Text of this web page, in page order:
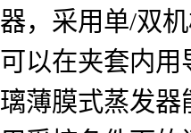
器，采用单/双
可以在夹套内用
璃薄膜式蒸发